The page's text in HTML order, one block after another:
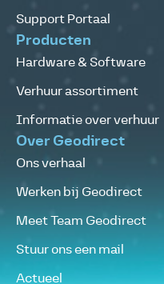
Support Portaal
Producten
Hardware & Software
Verhuur assortiment
Informatie over verhuur
Over Geodirect
Ons verhaal
Werken bij Geodirect
Meet Team Geodirect
Stuur ons een mail
Actueel